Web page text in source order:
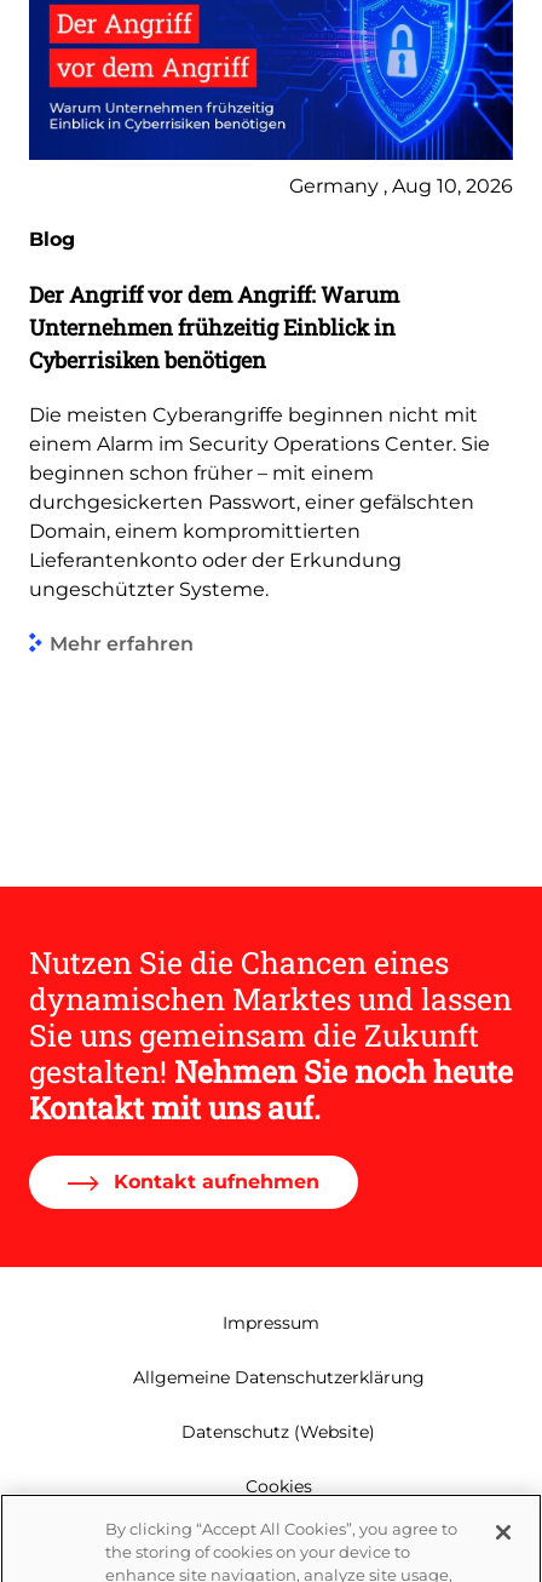
Germany , Aug 10, 2026
Blog
Der Angriff vor dem Angriff: Warum
Unternehmen frühzeitig Einblick in
Cyberrisiken benötigen
Die meisten Cyberangriffe beginnen nicht mit
einem Alarm im Security Operations Center. Sie
beginnen schon früher – mit einem
durchgesickerten Passwort, einer gefälschten
Domain, einem kompromittierten
Lieferantenkonto oder der Erkundung
ungeschützter Systeme.
Mehr erfahren
Nutzen Sie die Chancen eines
dynamischen Marktes und lassen
Sie uns gemeinsam die Zukunft
gestalten! Nehmen Sie noch heute
Kontakt mit uns auf.
Kontakt aufnehmen
Impressum
Allgemeine Datenschutzerklärung
Datenschutz (Website)
Cookies
Garantie
By clicking “Accept All Cookies”, you agree to
the storing of cookies on your device to
enhance site navigation, analyze site usage,